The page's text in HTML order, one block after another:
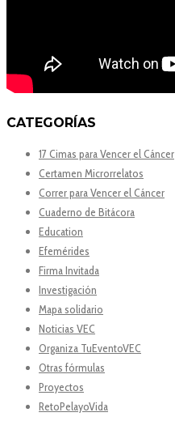
CATEGORÍAS
17 Cimas para Vencer el Cáncer
Certamen Microrrelatos
Correr para Vencer el Cáncer
Cuaderno de Bitácora
Education
Efemérides
Firma Invitada
Investigación
Mapa solidario
Noticias VEC
Organiza TuEventoVEC
Otras fórmulas
Proyectos
RetoPelayoVida